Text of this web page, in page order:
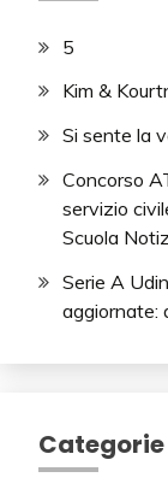
5
Kim &
Si sente la
Concorso
servizio
Scuola
Serie A
aggiornate:
Categorie